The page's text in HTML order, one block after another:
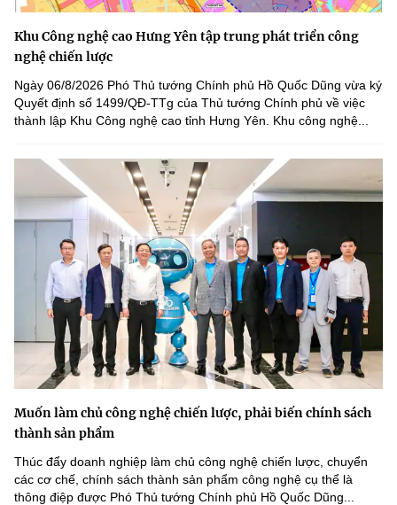
Khu Công nghệ cao Hưng Yên tập trung phát triển công
nghệ chiến lược
Ngày 06/8/2026 Phó Thủ tướng Chính phủ Hồ Quốc Dũng vừa ký
Quyết định số 1499/QĐ-TTg của Thủ tướng Chính phủ về việc
thành lập Khu Công nghệ cao tỉnh Hưng Yên. Khu công nghệ...
Muốn làm chủ công nghệ chiến lược, phải biến chính sách
thành sản phẩm
Thúc đẩy doanh nghiệp làm chủ công nghệ chiến lược, chuyển
các cơ chế, chính sách thành sản phẩm công nghệ cụ thể là
thông điệp được Phó Thủ tướng Chính phủ Hồ Quốc Dũng...